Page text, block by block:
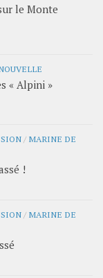
le Monte
« Alpini »
/ MARINE DE
!
/ MARINE DE